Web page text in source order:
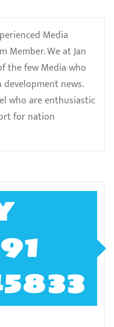
Media
Member. We at Jan
the few Media who
news.
who are enthusiastic
for nation